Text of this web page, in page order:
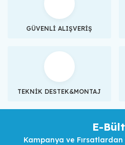
GÜVENLİ ALIŞVERİŞ
TEKNİK DESTEK&MONTAJ
E-
Kampanya ve